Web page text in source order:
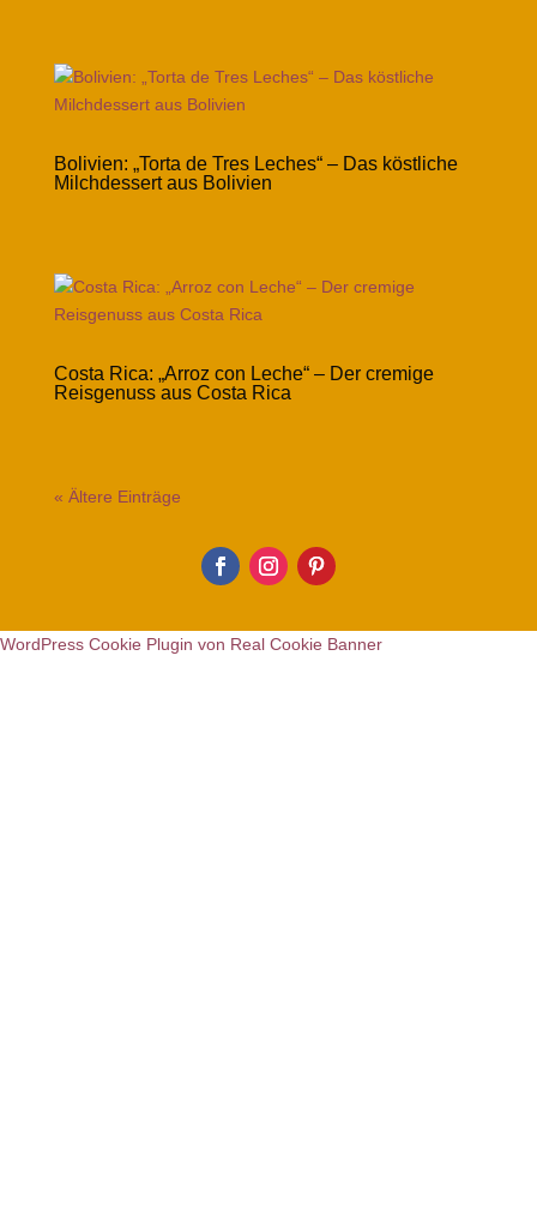
Bolivien: „Torta de Tres Leches“ – Das köstliche
Milchdessert aus Bolivien
Costa Rica: „Arroz con Leche“ – Der cremige
Reisgenuss aus Costa Rica
« Ältere Einträge
WordPress Cookie Plugin von Real Cookie Banner